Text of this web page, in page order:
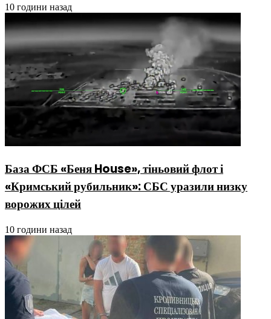
10 години назад
База ФСБ «Беня House», тіньовий флот і
«Кримський рубильник»: СБС уразили низку
ворожих цілей
10 години назад